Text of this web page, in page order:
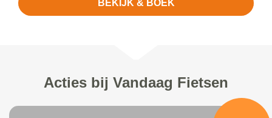
BEKIJK & BOEK
Acties bij Vandaag Fietsen